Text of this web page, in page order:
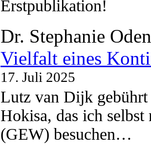
Erstpublikation!
Dr. Stephanie
Vielfalt eines
17. Juli 2025
Lutz van Dijk
Hokisa, das ich
(GEW) besuchen…